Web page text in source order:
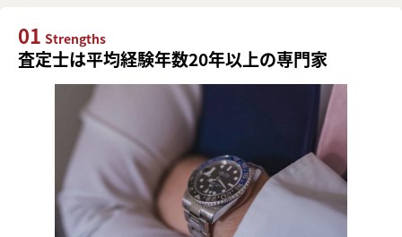
01 Strengths
査定士は平均経験年数20年以上の専門家